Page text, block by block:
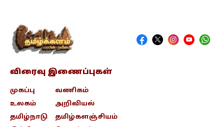
விரைவு இணைப்புகள்
முகப்பு
உலகம்
தமிழ்நாடு
வணிகம்
அறிவியல்
தமிழ்களஞ்சியம்